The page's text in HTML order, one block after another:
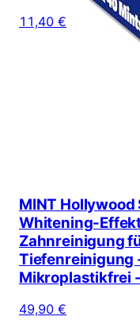
11,40 €
MINT
Whitening-
Zahnreinigung
Tiefenreinigung
Mikroplastikfrei
49,90 €